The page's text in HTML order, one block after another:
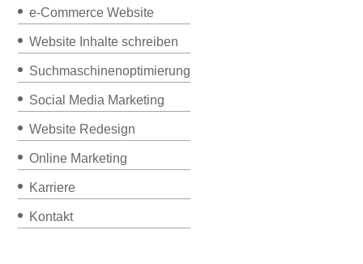
e-Commerce Website
Website Inhalte schreiben
Suchmaschinenoptimierung
Social Media Marketing
Website Redesign
Online Marketing
Karriere
Kontakt